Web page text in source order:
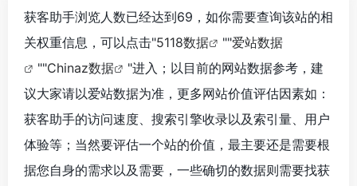
获客助手浏览人数已经达到69，如你需要查询该站的相
关权重信息，可以点击"5118数据 ""爱站数据
""Chinaz数据
"进入；以目前的网站数据参考，建
议大家请以爱站数据为准，更多网站价值评估因素如：
获客助手的访问速度、搜索引擎收录以及索引量、用户
体验等；当然要评估一个站的价值，最主要还是需要根
据您自身的需求以及需要，一些确切的数据则需要找获